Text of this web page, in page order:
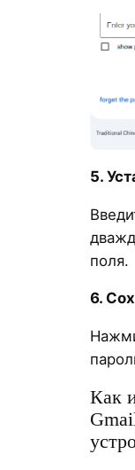
5.
поля.
6.
Как